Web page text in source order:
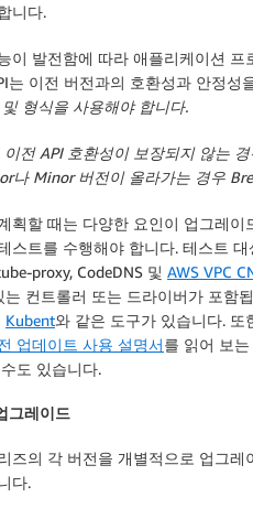
니다.
이 발전함에 따라 애플리케이션
는 이전 버전과의 호환성과 안정성
형식을 사용해야 합니다.
전 API 호환성이 보장되지 않는
나 Minor 버전이 올라가는 경우
획할 때는 다양한 요인이 업그레
스트를 수행해야 합니다. 테스트
proxy, CodeDNS 및 AWS VPC
는 컨트롤러 또는 드라이버가 포함
Kubent와 같은 도구가 있습니다.
업데이트 사용 설명서를 읽어 보
도 있습니다.
그레이드
즈의 각 버전을 개별적으로 업그
다.